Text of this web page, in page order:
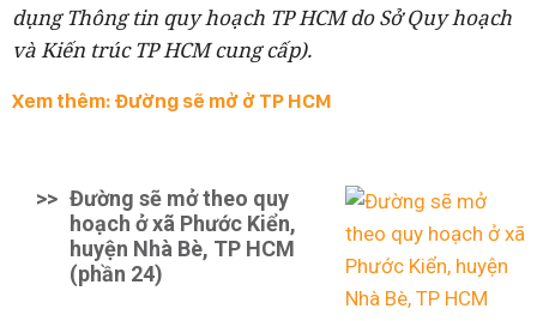
dụng Thông tin quy hoạch TP HCM do Sở Quy hoạch
và Kiến trúc TP HCM cung cấp).
Xem thêm: Đường sẽ mở ở TP HCM
>> Đường sẽ mở theo quy
hoạch ở xã Phước Kiển,
huyện Nhà Bè, TP HCM
(phần 24)